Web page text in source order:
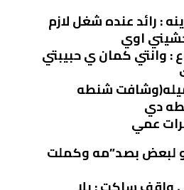
: رائد عنده شغل لازم
اوي
: وانتي كمان ي حبيبتي
شنطه
دي
عمي
لبعض بصد”مه وكملت